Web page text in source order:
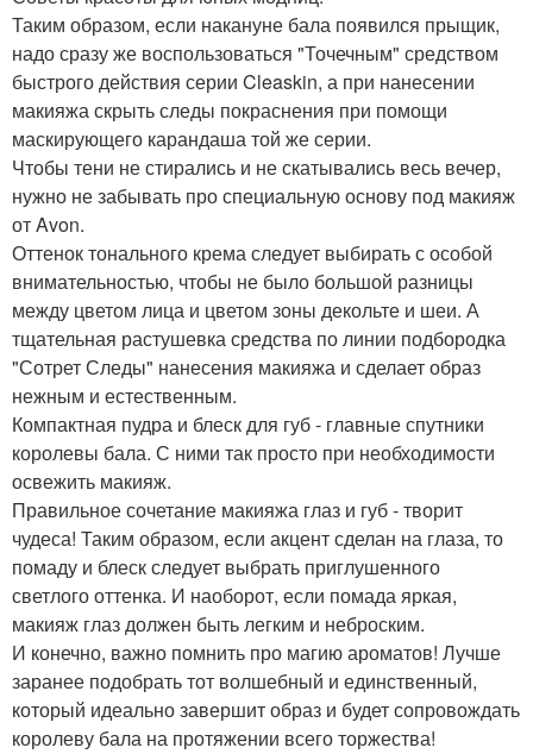
Таким образом, если накануне бала появился прыщик,
надо сразу же воспользоваться "Точечным" средством
быстрого действия серии Cleaskin, а при нанесении
макияжа скрыть следы покраснения при помощи
маскирующего карандаша той же серии.
Чтобы тени не стирались и не скатывались весь вечер,
нужно не забывать про специальную основу под макияж
от Avon.
Оттенок тонального крема следует выбирать с особой
внимательностью, чтобы не было большой разницы
между цветом лица и цветом зоны декольте и шеи. А
тщательная растушевка средства по линии подбородка
"Сотрет Следы" нанесения макияжа и сделает образ
нежным и естественным.
Компактная пудра и блеск для губ - главные спутники
королевы бала. С ними так просто при необходимости
освежить макияж.
Правильное сочетание макияжа глаз и губ - творит
чудеса! Таким образом, если акцент сделан на глаза, то
помаду и блеск следует выбрать приглушенного
светлого оттенка. И наоборот, если помада яркая,
макияж глаз должен быть легким и неброским.
И конечно, важно помнить про магию ароматов! Лучше
заранее подобрать тот волшебный и единственный,
который идеально завершит образ и будет сопровождать
королеву бала на протяжении всего торжества!